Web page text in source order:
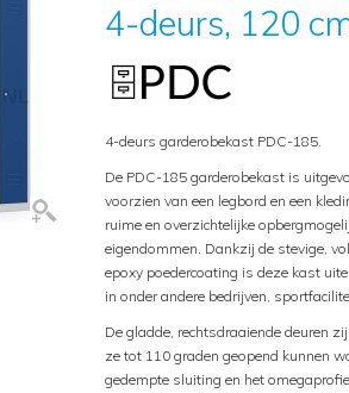
4-deurs, 120
4-deurs garderobekast PDC-185.
De PDC-185 garderobekast is
voorzien van een legbord en een
ruime en overzichtelijke
eigendommen. Dankzij de stevige,
epoxy poedercoating is deze kast
in onder andere bedrijven,
De gladde, rechtsdraaiende deuren
ze tot 110 graden geopend kunnen
gedempte sluiting en het